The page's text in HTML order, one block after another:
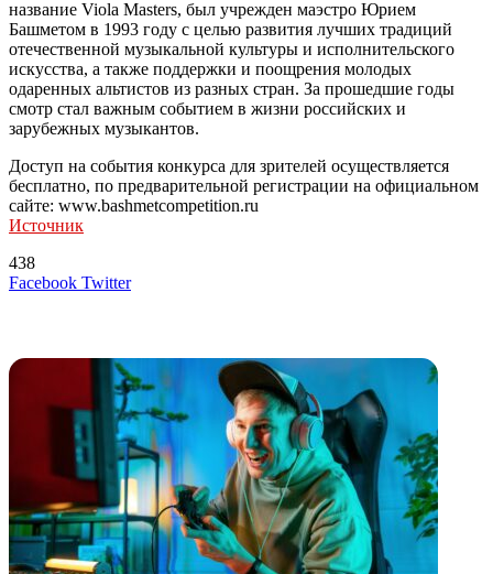
название Viola Masters, был учрежден маэстро Юрием
Башметом в 1993 году с целью развития лучших традиций
отечественной музыкальной культуры и исполнительского
искусства, а также поддержки и поощрения молодых
одаренных альтистов из разных стран. За прошедшие годы
смотр стал важным событием в жизни российских и
зарубежных музыкантов.
Доступ на события конкурса для зрителей осуществляется
бесплатно, по предварительной регистрации на официальном
сайте: www.bashmetcompetition.ru
Источник
438
Facebook TwitterLinkedIn
Tumblr
Reddit
Вконтакте
Одноклассники
Skype
Messenger
Messenger
WhatsApp
Telegram
Viber
Line
Поделиться
Печатать